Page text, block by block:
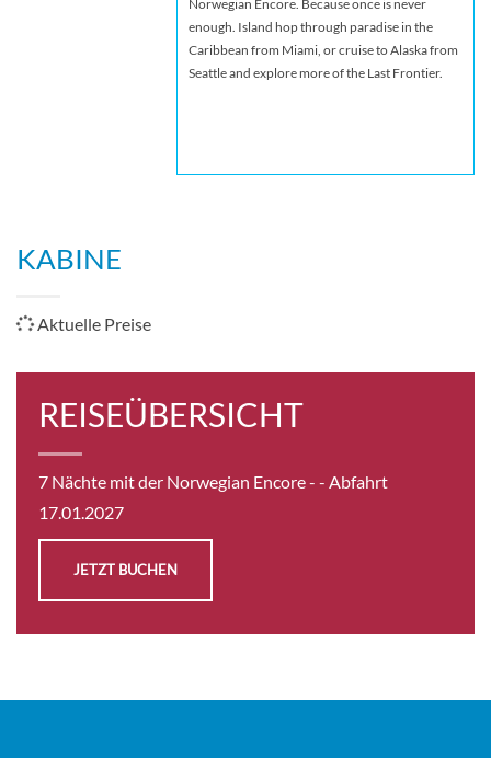
Norwegian Encore. Because once is never
enough. Island hop through paradise in the
Caribbean from Miami, or cruise to Alaska from
Seattle and explore more of the Last Frontier.
KABINE
Aktuelle Preise
REISEÜBERSICHT
7 Nächte mit der Norwegian Encore - - Abfahrt
17.01.2027
JETZT BUCHEN